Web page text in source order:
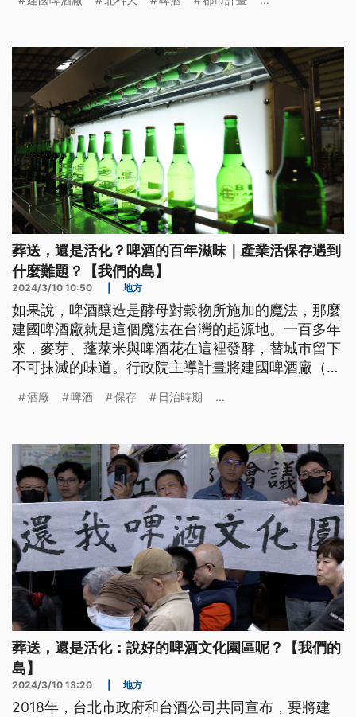
畫？現行計畫會對啤酒文化園區造成什麼影響？
葬送，還是活化？啤酒的百年滋味｜產業活保存遇到
什麼難題？【我們的島】
2024/3/10 10:50 地方
如果說，啤酒釀造是酵母對穀物所施加的魔法，那麼
建國啤酒廠就是這個魔法在台灣的起源地。一百多年
來，麥芽、蓬萊米與啤酒花在這裡發酵，替城市留下
不可抹滅的味道。行政院主導計畫將建國啤酒廠（台
台北科技大學使用，未來產業活保存之路，該如何繼
酒廠 啤酒 保存 日治時期 ...
葬送，還是活化：說好的啤酒文化園區呢？【我們的
島】
2024/3/10 13:20 地方
2018年，台北市政府和台酒公司共同宣布，要將建